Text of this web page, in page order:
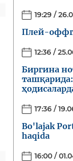
19:29 /
Плей-
12:36 /
Биргина
ташқарида:
17:36 /
Bo'lajak
haqida
16:00 /